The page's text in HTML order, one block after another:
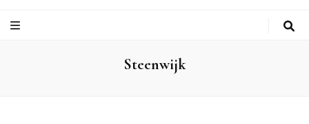
Hoek
Steenwijk